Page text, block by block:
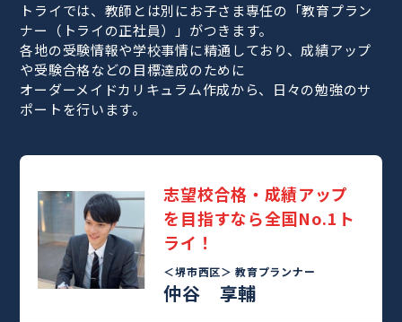
トライでは、教師とは別にお子さま専任の「教育プラン
ナー（トライの正社員）」がつきます。
各地の受験情報や学校事情に精通しており、成績アップ
や受験合格などの目標達成のために
オーダーメイドカリキュラム作成から、日々の勉強のサ
ポートを行います。
志望校合格・成績アップ
を目指すなら全国No.1ト
ライ！
＜堺市西区＞教育プランナー
仲谷 享輔